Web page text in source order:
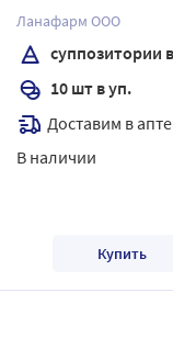
вагинальные
Ланафарм ООО
суппозитории
10 шт в уп.
Доставим в
В наличии
Купить